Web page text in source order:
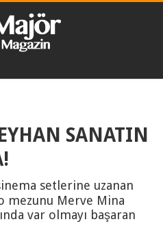
SANATIN
setlerine uzanan
mezunu Merve Mina
var olmayı başaran